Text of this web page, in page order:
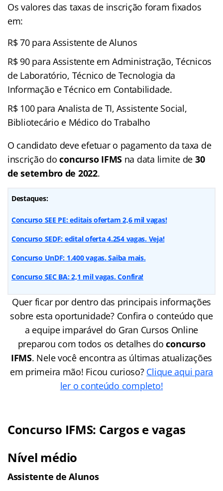
Os valores das taxas de inscrição foram fixados
em:
R$ 70 para Assistente de Alunos
R$ 90 para Assistente em Administração, Técnicos
de Laboratório, Técnico de Tecnologia da
Informação e Técnico em Contabilidade.
R$ 100 para Analista de TI, Assistente Social,
Bibliotecário e Médico do Trabalho
O candidato deve efetuar o pagamento da taxa de
inscrição do concurso IFMS na data limite de 30
de setembro de 2022.
Destaques:
Concurso SEE PE: editais ofertam 2,6 mil vagas!
Concurso SEDF: edital oferta 4.254 vagas. Veja!
Concurso UnDF: 1.400 vagas. Saiba mais.
Concurso SEC BA: 2,1 mil vagas. Confira!
Quer ficar por dentro das principais informações
sobre esta oportunidade? Confira o conteúdo que
a equipe imparável do Gran Cursos Online
preparou com todos os detalhes doconcurso
IFMS. Nele você encontra as últimas atualizações
em primeira mão! Ficou curioso? Clique aqui para
ler o conteúdo completo!
Concurso IFMS: Cargos e vagas
Nível médio
Assistente de Alunos